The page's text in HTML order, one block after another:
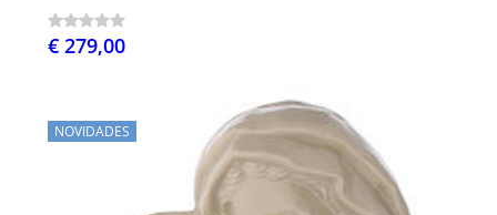
€ 279,00
NOVIDADES